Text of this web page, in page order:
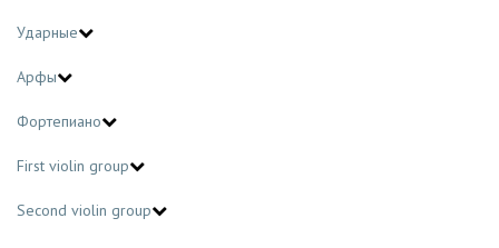
Ударные
Арфы
Фортепиано
First violin group
Second violin group